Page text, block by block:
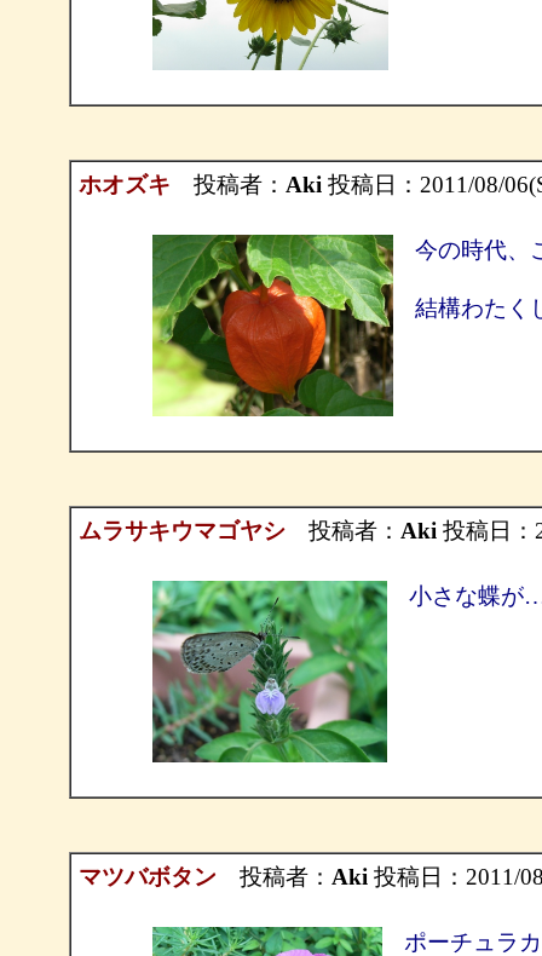
ホオズキ 投稿者： Aki 投稿日：2011/08/
今の時代、
結構わたく
ムラサキウマゴヤシ投稿者： Aki 投稿日：
小さな蝶が
マツバボタン 投稿者： Aki 投稿日：2011/
ポーチュラ